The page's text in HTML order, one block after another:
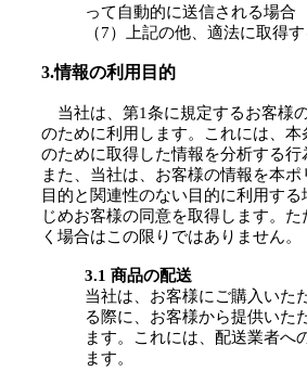
って自動的に送信される場合
（7）上記の他、適法に取得
3.情報の利用目的
当社は、第1条に規定するお客様
のために利用します。これには、本
のために取得した情報を分析する行
また、当社は、お客様の情報を本ポ
目的と関連性のない目的に利用す
じめお客様の同意を取得します。
く場合はこの限りではありません。
3.1 商品の配送
当社は、お客様にご購入いた
る際に、お客様から提供いた
ます。これには、配送業者へ
ます。